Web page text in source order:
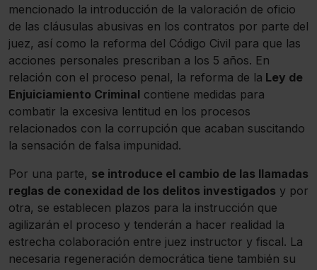
mencionado la introducción de la valoración de oficio
de las cláusulas abusivas en los contratos por parte del
juez, así como la reforma del Código Civil para que las
acciones personales prescriban a los 5 años. En
relación con el proceso penal, la reforma de la Ley de
Enjuiciamiento Criminal contiene medidas para
combatir la excesiva lentitud en los procesos
relacionados con la corrupción que acaban suscitando
la sensación de falsa impunidad.
Por una parte, se introduce el cambio de las llamadas
reglas de conexidad de los delitos investigados y por
otra, se establecen plazos para la instrucción que
agilizarán el proceso y tenderán a hacer realidad la
estrecha colaboración entre juez instructor y fiscal. La
necesaria regeneración democrática tiene también su